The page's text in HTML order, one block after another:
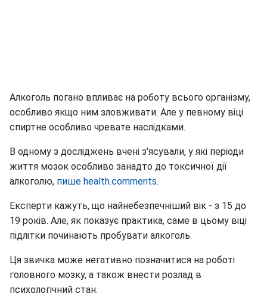
Алкоголь погано впливає на роботу всього організму,
особливо якщо ним зловживати. Але у певному віці
спиртне особливо чревате наслідками.
В одному з досліджень вчені з'ясували, у які періоди
життя мозок особливо занадто до токсичної дії
алкоголю, пише health.comments.
Експерти кажуть, що найнебезпечніший вік - з 15 до
19 років. Але, як показує практика, саме в цьому віці
підлітки починають пробувати алкоголь.
Ця звичка може негативно позначитися на роботі
головного мозку, а також внести розлад в
психологічний стан.